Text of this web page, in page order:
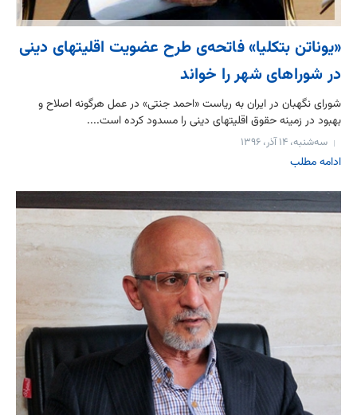
«یوناتن بت‎کلیا» فاتحه‏‌ی طرح عضویت اقلیت‎های دینی
در شوراهای شهر را خواند
شورای نگهبان در ایران به ریاست «احمد جنتی» در عمل هرگونه اصلاح و
بهبود در زمینه حقوق اقلیت‎های دینی را مسدود کرده است....
سه‌شنبه، ۱۴ آذر، ۱۳۹۶
ادامه مطلب